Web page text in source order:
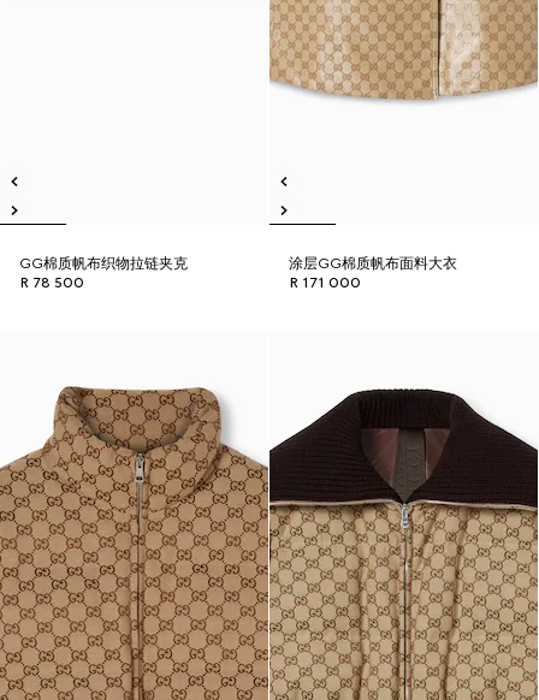
GG棉质帆布织物拉链夹克
R 78 500
涂层GG棉质帆布面料大衣
R 171 000